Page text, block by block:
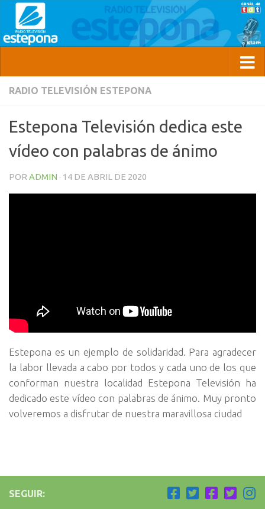
RADIO TELEVISIÓN ESTEPONA
Estepona Televisión dedica este
vídeo con palabras de ánimo
POR ADMIN · 14 DE ABRIL DE 2020
Estepona es un ejemplo de solidaridad. Para agradecer
la labor llevada a cabo por todos y cada uno de los que
conforman nuestra localidad Estepona Televisión ha
dedicado este vídeo con palabras de ánimo. Muy pronto
volveremos a disfrutar de nuestra maravillosa ciudad
SEGUIR: